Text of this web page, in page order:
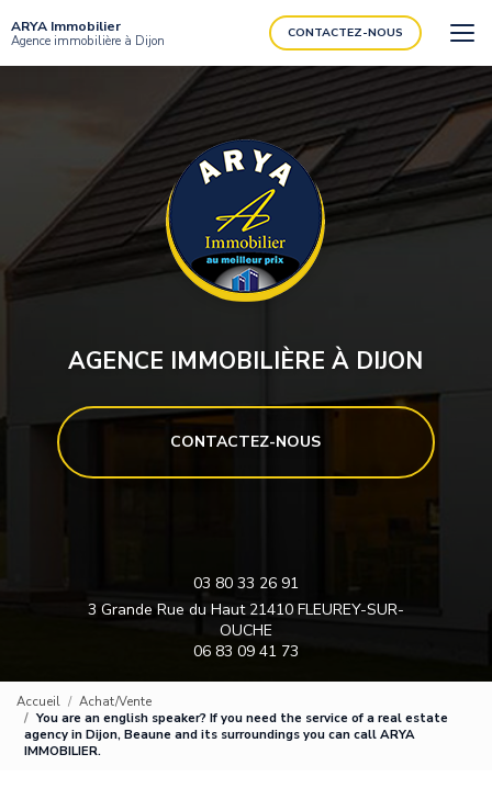
au
contenu
principal
ARYA Immobilier
Agence immobilière à Dijon CONTACTEZ-NOUS
AGENCE IMMOBILIÈRE À DIJON
CONTACTEZ-NOUS
03 80 33 26 91
3 Grande Rue du Haut 21410 FLEUREY-SUR-
OUCHE
06 83 09 41 73
Accueil
Achat/Vente
You are an english speaker? If you need the service of a real estate
agency in Dijon, Beaune and its surroundings you can call ARYA
IMMOBILIER.